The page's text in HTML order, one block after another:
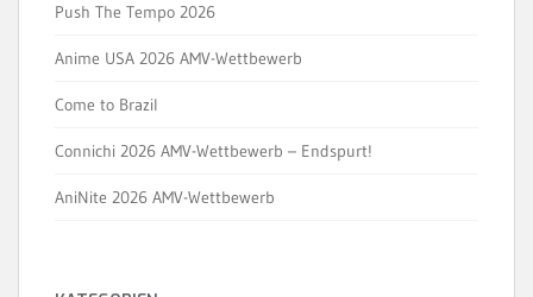
Push The Tempo 2026
Anime USA 2026 AMV-Wettbewerb
Come to Brazil
Connichi 2026 AMV-Wettbewerb – Endspurt!
AniNite 2026 AMV-Wettbewerb